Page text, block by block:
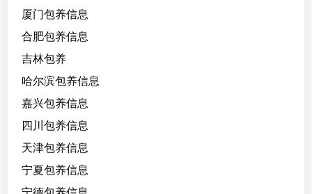
厦门包养信息
合肥包养信息
吉林包养
哈尔滨包养信息
嘉兴包养信息
四川包养信息
天津包养信息
宁夏包养信息